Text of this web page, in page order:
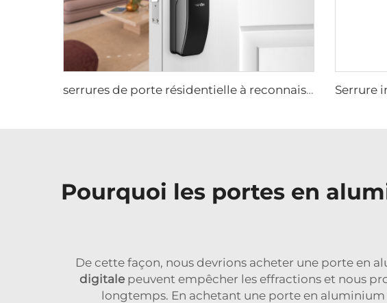
serrures de porte résidentielle à reconnaissance faciale 3D et à empreinte digitale Tenon A6 Pro
Pourquoi les portes en
De cette façon, nous devrions acheter une porte en
digitale peuvent empêcher les effractions et nous
longtemps. En achetant une porte en aluminium